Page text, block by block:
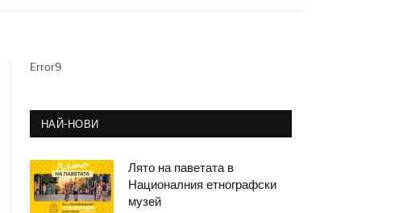
Error9
НАЙ-НОВИ
Лято на паветата в
Националния етнографски
музей